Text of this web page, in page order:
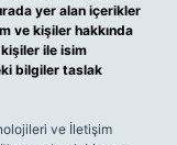
yer alan içerikler
ve kişiler hakkında
kişiler ile isim
bilgiler taslak
ve İletişim